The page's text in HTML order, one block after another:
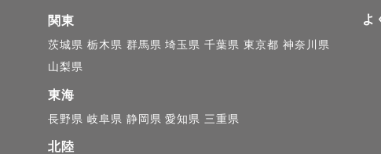
関東
茨城県 栃木県 群馬県 埼玉県 千葉県 東京都 神奈川県
山梨県
東海
長野県 岐阜県 静岡県 愛知県 三重県
北陸
よ